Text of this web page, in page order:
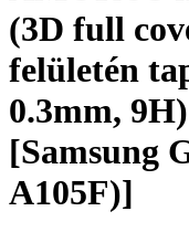
(3D full
felületén
0.3mm,
[Samsung
A105F)]